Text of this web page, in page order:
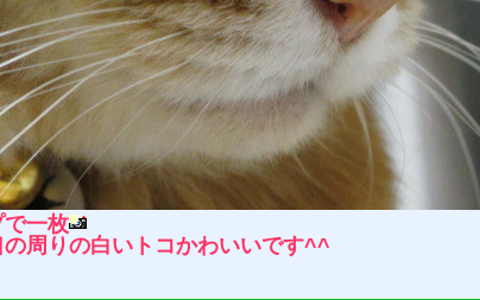
で一枚
の周りの白いトコかわいいです^^